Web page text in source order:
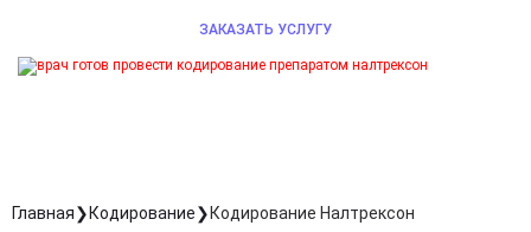
ЗАКАЗАТЬ УСЛУГУ
Главная Кодирование Кодирование Налтрексон